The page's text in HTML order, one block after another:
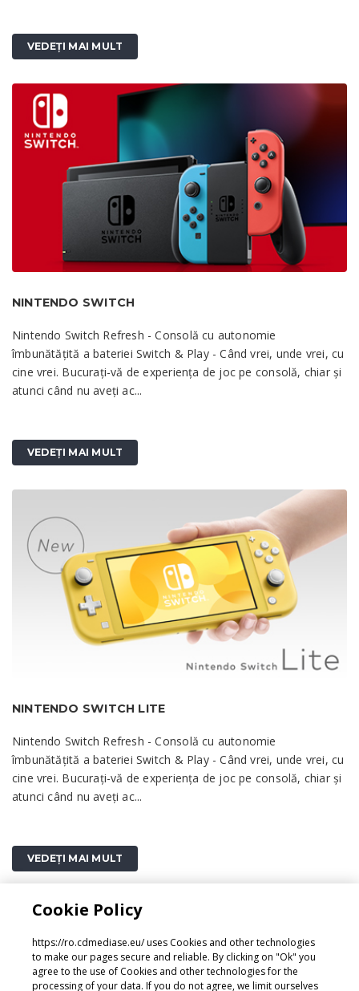
VEDEȚI MAI MULT
NINTENDO SWITCH
Nintendo Switch Refresh - Consolă cu autonomie
îmbunătățită a bateriei Switch & Play - Când vrei, unde vrei, cu
cine vrei. Bucurați-vă de experiența de joc pe consolă, chiar și
atunci când nu aveți ac...
VEDEȚI MAI MULT
NINTENDO SWITCH LITE
Nintendo Switch Refresh - Consolă cu autonomie
îmbunătățită a bateriei Switch & Play - Când vrei, unde vrei, cu
cine vrei. Bucurați-vă de experiența de joc pe consolă, chiar și
atunci când nu aveți ac...
VEDEȚI MAI MULT
Cookie Policy
https://ro.cdmediase.eu/ uses Cookies and other technologies
to make our pages secure and reliable. By clicking on "Ok" you
agree to the use of Cookies and other technologies for the
processing of your data. If you do not agree, we limit ourselves